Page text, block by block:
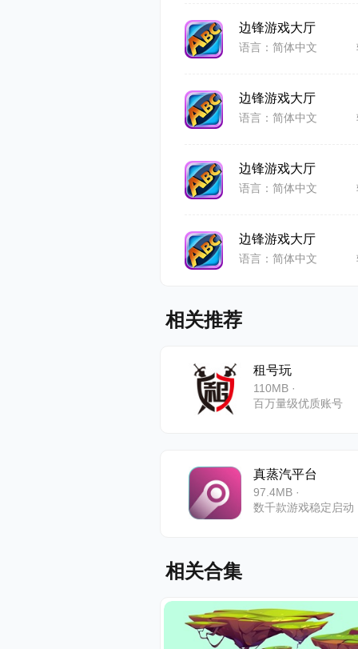
边锋游戏大厅
语言：简体中文
边锋游戏大厅
语言：简体中文
边锋游戏大厅
语言：简体中文
边锋游戏大厅
语言：简体中文
相关推荐
租号玩
110MB ·
百万量级优质账号
真蒸汽平台
97.4MB ·
数千款游戏稳定启动
相关合集